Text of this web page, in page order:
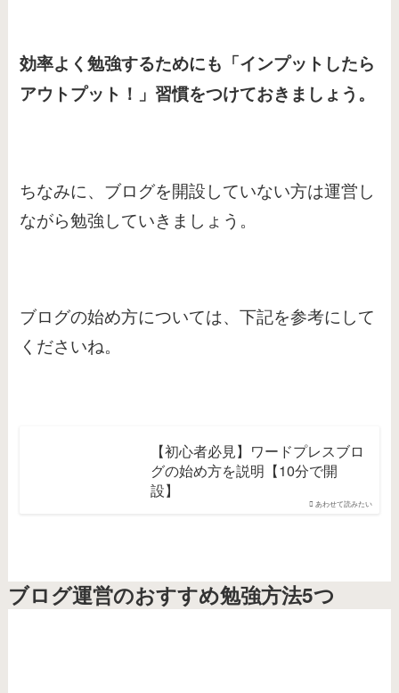
効率よく勉強するためにも「インプットしたら
アウトプット！」習慣をつけておきましょう。
ちなみに、ブログを開設していない方は運営し
ながら勉強していきましょう。
ブログの始め方については、下記を参考にして
くださいね。
あわせて読みたい
【初心者必見】ワードプレスブロ
グの始め方を説明【10分で開
設】
ブログ運営のおすすめ勉強方法5つ